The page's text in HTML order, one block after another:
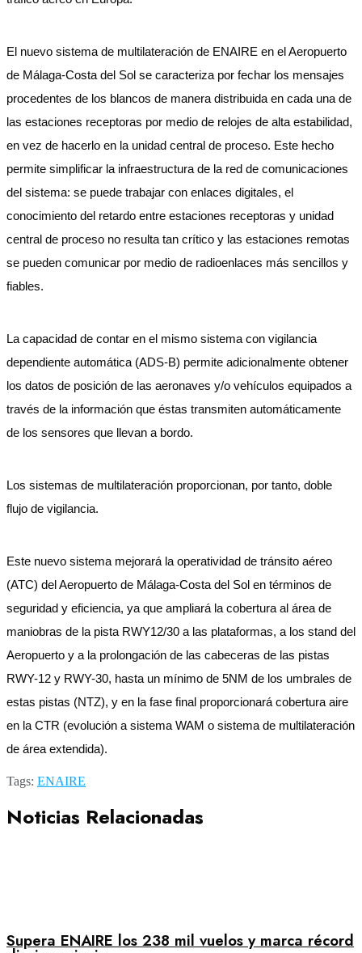
El nuevo sistema de multilateración de ENAIRE en el Aeropuerto
de Málaga-Costa del Sol se caracteriza por fechar los mensajes
procedentes de los blancos de manera distribuida en cada una de
las estaciones receptoras por medio de relojes de alta estabilidad,
en vez de hacerlo en la unidad central de proceso. Este hecho
permite simplificar la infraestructura de la red de comunicaciones
del sistema: se puede trabajar con enlaces digitales, el
conocimiento del retardo entre estaciones receptoras y unidad
central de proceso no resulta tan crítico y las estaciones remotas
se pueden comunicar por medio de radioenlaces más sencillos y
fiables.
La capacidad de contar en el mismo sistema con vigilancia
dependiente automática (ADS-B) permite adicionalmente obtener
los datos de posición de las aeronaves y/o vehículos equipados a
través de la información que éstas transmiten automáticamente
de los sensores que llevan a bordo.
Los sistemas de multilateración proporcionan, por tanto, doble
flujo de vigilancia.
Este nuevo sistema mejorará la operatividad de tránsito aéreo
(ATC) del Aeropuerto de Málaga-Costa del Sol en términos de
seguridad y eficiencia, ya que ampliará la cobertura al área de
maniobras de la pista RWY12/30 a las plataformas, a los stand del
Aeropuerto y a la prolongación de las cabeceras de las pistas
RWY-12 y RWY-30, hasta un mínimo de 5NM de los umbrales de
estas pistas (NTZ), y en la fase final proporcionará cobertura aire
en la CTR (evolución a sistema WAM o sistema de multilateración
de área extendida).
Tags: ENAIRE
Noticias Relacionadas
Supera ENAIRE los 238 mil vuelos y marca récord